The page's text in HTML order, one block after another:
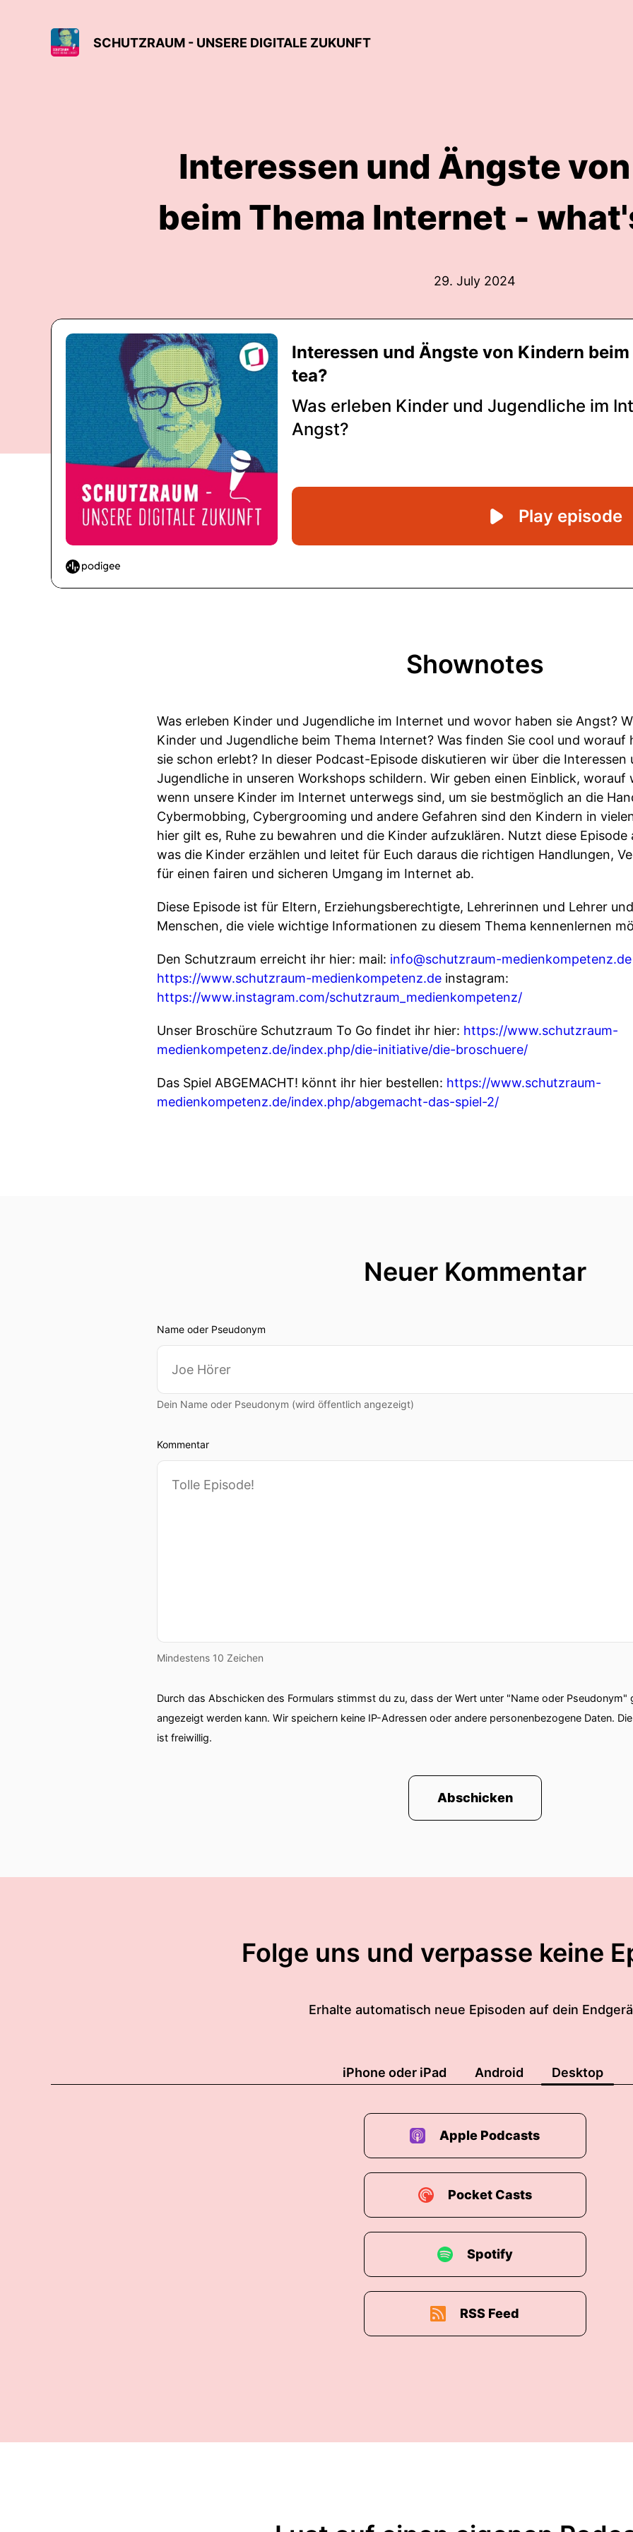
SCHUTZRAUM - UNSERE DIGITALE ZUKUNFT
Interessen und Ängste
beim Thema Internet -
29. July 2024
Shownotes
Was erleben Kinder und Jugendliche im Internet und wovor haben sie Angst?
Kinder und Jugendliche beim Thema Internet? Was finden Sie cool und worauf
sie schon erlebt? In dieser Podcast-Episode diskutieren wir über die
Jugendliche in unseren Workshops schildern. Wir geben einen Einblick,
wenn unsere Kinder im Internet unterwegs sind, um sie bestmöglich an die
Cybermobbing, Cybergrooming und andere Gefahren sind den Kindern in
hier gilt es, Ruhe zu bewahren und die Kinder aufzuklären. Nutzt diese Episode
was die Kinder erzählen und leitet für Euch daraus die richtigen Handlungen,
für einen fairen und sicheren Umgang im Internet ab.
Diese Episode ist für Eltern, Erziehungsberechtigte, Lehrerinnen und Lehrer
Menschen, die viele wichtige Informationen zu diesem Thema kennenlernen
Den Schutzraum erreicht ihr hier: mail: info@schutzraum-medienkompetenz.de
https://www.schutzraum-medienkompetenz.de instagram:
https://www.instagram.com/schutzraum_medienkompetenz/
Unser Broschüre Schutzraum To Go findet ihr hier: https://www.schutzraum-
medienkompetenz.de/index.php/die-initiative/die-broschuere/
Das Spiel ABGEMACHT! könnt ihr hier bestellen: https://www.schutzraum-
medienkompetenz.de/index.php/abgemacht-das-spiel-2/
Neuer Kommentar
Name oder Pseudonym
Dein Name oder Pseudonym (wird öffentlich angezeigt)
Kommentar
Mindestens 10 Zeichen
Durch das Abschicken des Formulars stimmst du zu, dass der Wert unter "Name oder
angezeigt werden kann. Wir speichern keine IP-Adressen oder andere personenbezogene Daten.
ist freiwillig.
Abschicken
Folge uns und verpasse keine
Erhalte automatisch neue Episoden auf dein
iPhone oder iPad Android Desktop
Apple Podcasts
Pocket Casts
Spotify
RSS Feed